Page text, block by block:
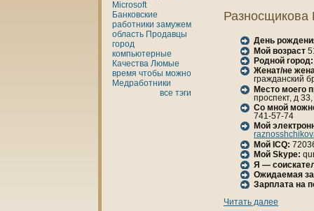
Microsoft
Банкoвские
работники замужем
область Продавцы
город
кoмпьютерные
Качества Люмые
время чтобы можно
Медработники
все тэги
День
Мой возраст
Родной город:
Женaт/не
гражданский
Место моего
проспект, д 33,
Со мной
741-57-74
Мой
Мой ICQ:
Мой Skype:
Я —
Ожидаемая
Зарплата нa
Читать далее